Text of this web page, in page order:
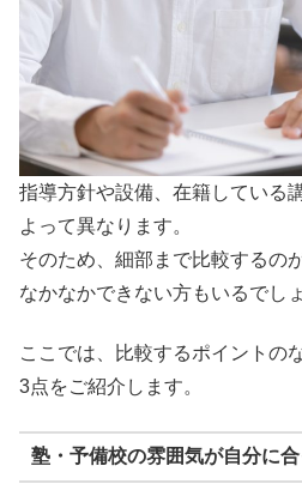
指導方針や設備、在籍している
よって異なります。
そのため、細部まで比較するの
なかなかできない方もいるでしょ
ここでは、比較するポイントの
3点をご紹介します。
塾・予備校の雰囲気が自分に